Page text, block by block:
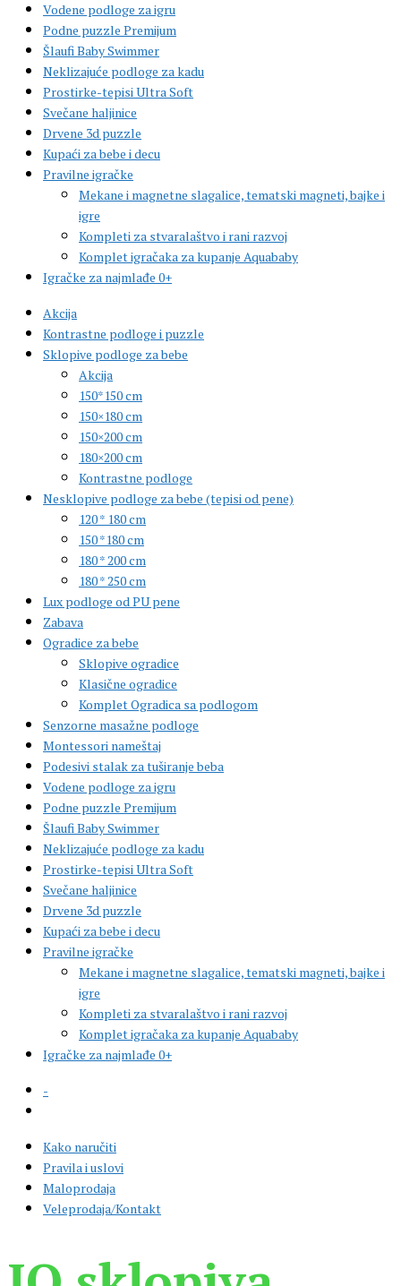
Vodene podloge za igru
Podne puzzle Premijum
Šlaufi Baby Swimmer
Neklizajuće podloge za kadu
Prostirke-tepisi Ultra Soft
Svečane haljinice
Drvene 3d puzzle
Kupaći za bebe i decu
Pravilne igračke
Mekane i magnetne slagalice, tematski magneti, bajke i
igre
Kompleti za stvaralaštvo i rani razvoj
Komplet igračaka za kupanje Aquababy
Igračke za najmlađe 0+
Akcija
Kontrastne podloge i puzzle
Sklopive podloge za bebe
Akcija
150*150 cm
150×180 cm
150×200 cm
180×200 cm
Kontrastne podloge
Nesklopive podloge za bebe (tepisi od pene)
120 * 180 cm
150 *180 cm
180 * 200 cm
180 * 250 cm
Lux podloge od PU pene
Zabava
Ogradice za bebe
Sklopive ogradice
Klasične ogradice
Komplet Ogradica sa podlogom
Senzorne masažne podloge
Montessori nameštaj
Podesivi stalak za tuširanje beba
Vodene podloge za igru
Podne puzzle Premijum
Šlaufi Baby Swimmer
Neklizajuće podloge za kadu
Prostirke-tepisi Ultra Soft
Svečane haljinice
Drvene 3d puzzle
Kupaći za bebe i decu
Pravilne igračke
Mekane i magnetne slagalice, tematski magneti, bajke i
igre
Kompleti za stvaralaštvo i rani razvoj
Komplet igračaka za kupanje Aquababy
Igračke za najmlađe 0+
-
Kako naručiti
Pravila i uslovi
Maloprodaja
Veleprodaja/Kontakt